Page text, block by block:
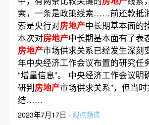
索，一条是政策线索……前还款抵
索是央行对房地产中长期基本面的
本次对房地产中长期基本面有了表
房地产市场供求关系已经发生深刻
年中央经济工作会议布置的研究任
“增量信息”。 中央经济工作会议明
研判房地产市场供求关系”，但当
结……
2023年7月17日 · 观点频道